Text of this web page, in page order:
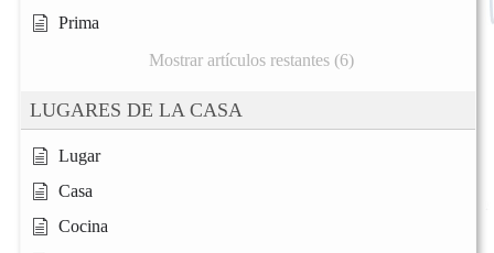
Prima
Mostrar artículos restantes (6)
LUGARES DE LA CASA
Lugar
Casa
Cocina